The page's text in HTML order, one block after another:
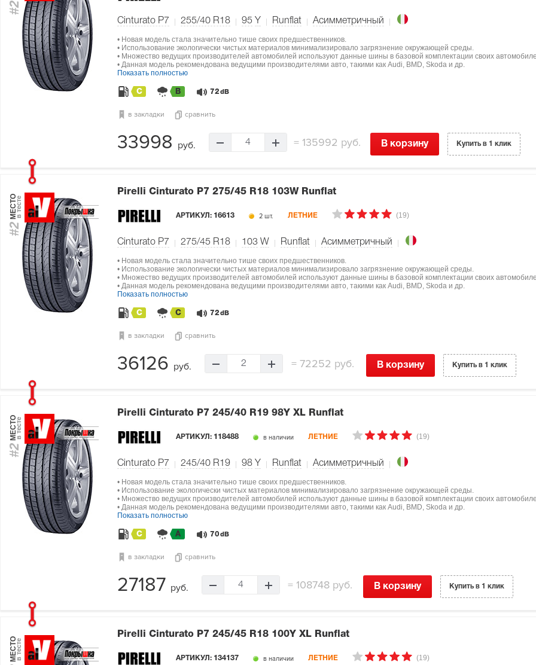
#2
Cinturato P7 255/40 R18 95 Y Runflat Асимметричный
• Новая модель стала значительно тише своих предшественников.
• Использование экологически чистых материалов минимализировало загрязнение окружающей среды.
• Множество ведущих производителей автомобилей используют данные шины в базовой комплектации своих
• Данная модель рекомендована ведущими производителями авто, такими как Audi, BMD, Skoda и др.
Показать полностью
C B 72 dB
в закладки сравнить
33998 руб. 4 =135992 руб. В корзину Купить в 1 клик
#2
МЕСТОв тесте
Pirelli Cinturato P7 275/45 R18 103W Runflat
АРТИКУЛ: 16613 2 шт. ЛЕТНИЕ (19)
Cinturato P7 275/45 R18 103 W Runflat Асимметричный
• Новая модель стала значительно тише своих предшественников.
• Использование экологически чистых материалов минимализировало загрязнение окружающей среды.
• Множество ведущих производителей автомобилей используют данные шины в базовой комплектации своих
• Данная модель рекомендована ведущими производителями авто, такими как Audi, BMD, Skoda и др.
Показать полностью
C C 72 dB
в закладки сравнить
36126 руб. 2 = 72252 руб. В корзину Купить в 1 клик
#2
МЕСТОв тесте
Pirelli Cinturato P7 245/40 R19 98Y XL Runflat
АРТИКУЛ: 118488 в наличии ЛЕТНИЕ (19)
Cinturato P7 245/40 R19 98 Y Runflat Асимметричный
• Новая модель стала значительно тише своих предшественников.
• Использование экологически чистых материалов минимализировало загрязнение окружающей среды.
• Множество ведущих производителей автомобилей используют данные шины в базовой комплектации своих
• Данная модель рекомендована ведущими производителями авто, такими как Audi, BMD, Skoda и др.
Показать полностью
C A 70 dB
в закладки сравнить
27187 руб. 4 =108748 руб. В корзину Купить в 1 клик
МЕСТОв тесте
Pirelli Cinturato P7 245/45 R18 100Y XL Runflat
АРТИКУЛ: 134137 в наличии ЛЕТНИЕ (19)